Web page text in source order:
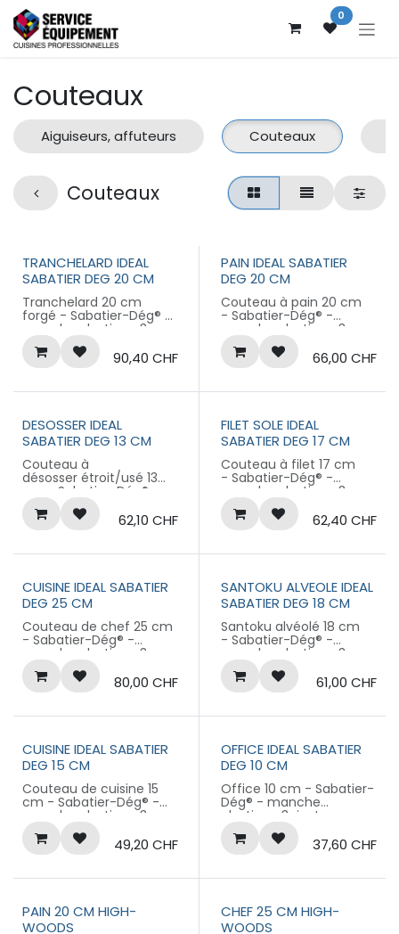
Se rendre au contenu 0
Couteaux
Aiguiseurs, affuteurs Couteaux
Couteaux
TRANCHELARD IDEAL
SABATIER DEG 20 CM
Tranchelard 20 cm
forgé - Sabatier-Dég® -
manche plastique 3
rivets
Produit labellisé
LONGTIME® - Conçu
90,40 CHF
PAIN IDEAL SABATIER
DEG 20 CM
Couteau à pain 20 cm
- Sabatier-Dég® -
manche plastique 3
rivets
Produit labellisé
LONGTIME® - Conçu
66,00 CHF
DESOSSER IDEAL
SABATIER DEG 13 CM
Couteau à
désosser étroit/usé 13
cm - Sabatier-Dég® -
manche plastique 3
rivets
Produit labellisé
pour durer
62,10 CHF
FILET SOLE IDEAL
SABATIER DEG 17 CM
Couteau à filet 17 cm
- Sabatier-Dég® -
manche plastique 3
rivets
Produit labellisé
LONGTIME® - Conçu
62,40 CHF
CUISINE IDEAL SABATIER
DEG 25 CM
Couteau de chef 25 cm
- Sabatier-Dég® -
manche plastique 3
rivets
Produit labellisé
LONGTIME® - Conçu
80,00 CHF
SANTOKU ALVEOLE IDEAL
SABATIER DEG 18 CM
Santoku alvéolé 18 cm
- Sabatier-Dég® -
manche plastique 3
rivets
Produit labellisé
LONGTIME® - Conçu
61,00 CHF
CUISINE IDEAL SABATIER
DEG 15 CM
Couteau de cuisine 15
cm - Sabatier-Dég® -
manche plastique 3
rivets
Produit labellisé
LONGTIME® - Conçu
49,20 CHF
OFFICE IDEAL SABATIER
DEG 10 CM
Office 10 cm - Sabatier-
Dég® - manche
plastique 3 rivets
Produit labellisé
LONGTIME® - Conçu
pour durer
37,60 CHF
PAIN 20 CM HIGH-
WOODS
CHEF 25 CM HIGH-
WOODS